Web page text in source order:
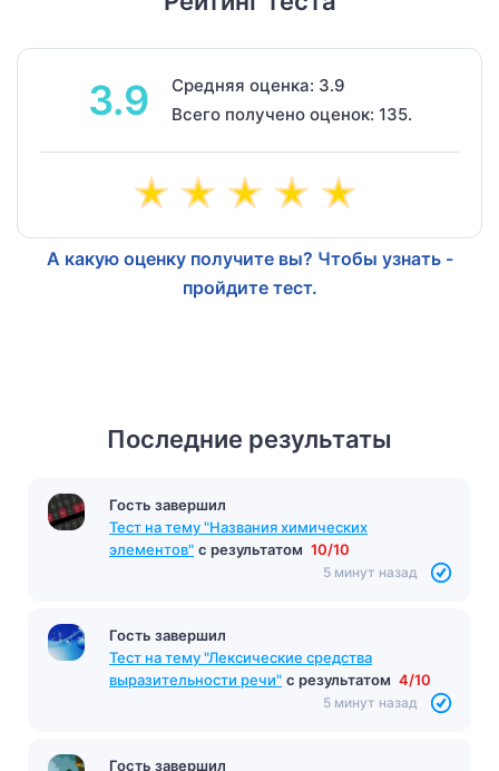
3.9
Средняя оценка: 3.9
Всего получено оценок: 135.
А какую оценку получите вы? Чтобы узнать -
пройдите тест.
Последние результаты
Гость завершил
Тест на тему "Названия химических
элементов" с результатом 10/10
5 минут назад
Гость завершил
Тест на тему "Лексические средства
выразительности речи" с результатом 4/10
5 минут назад
Гость завершил